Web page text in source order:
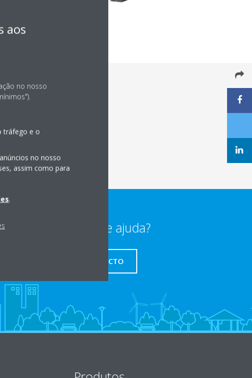
Precisa de ajuda?
CONTACTO
aos
no nosso
tráfego e o
no nosso
assim como para
.